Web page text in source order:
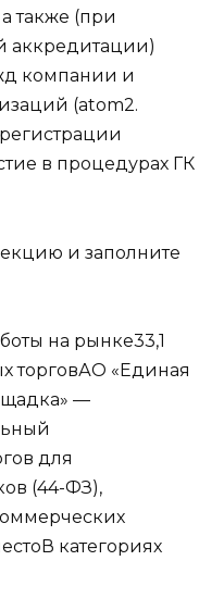
также (при
аккредитации)
компании и
(atom2.
в процедурах ГК
и заполните
на рынке33,1
торговАО «Единая
—
для
(44-ФЗ),
категориях